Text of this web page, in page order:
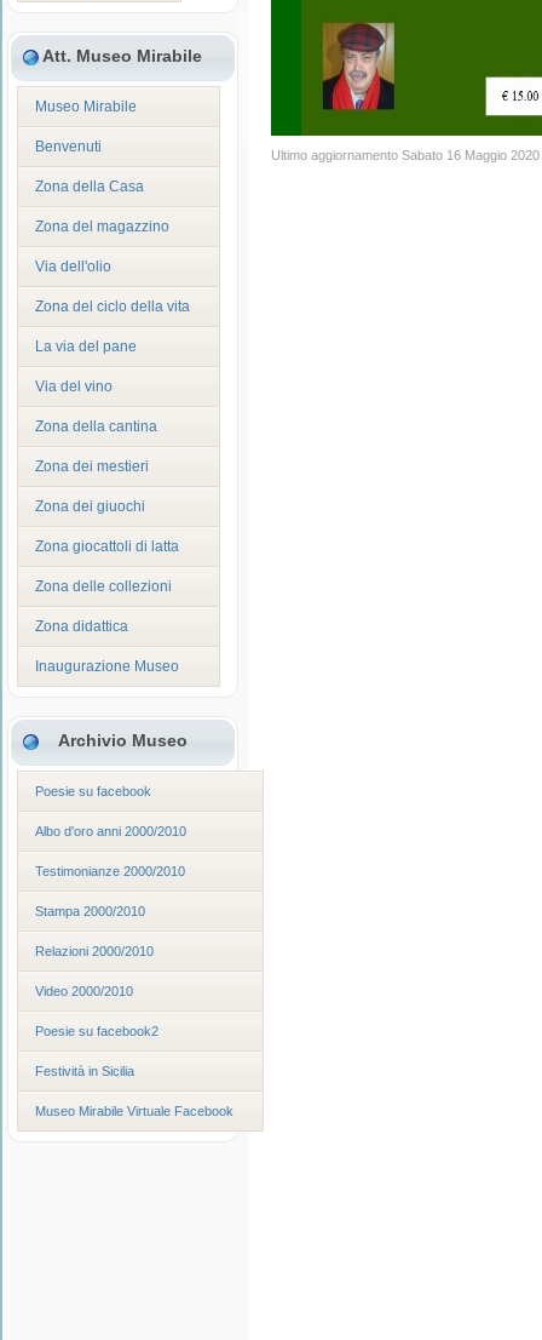
Att. Museo Mirabile
Museo Mirabile
Benvenuti
Zona della Casa
Zona del magazzino
Via dell'olio
Zona del ciclo della vita
La via del pane
Via del vino
Zona della cantina
Zona dei mestieri
Zona dei giuochi
Zona giocattoli di latta
Zona delle collezioni
Zona didattica
Inaugurazione Museo
Archivio Museo
Poesie su facebook
Albo d'oro anni 2000/2010
Testimonianze 2000/2010
Stampa 2000/2010
Relazioni 2000/2010
Video 2000/2010
Poesie su facebook2
Festività in Sicilia
Museo Mirabile Virtuale Facebook
Ultimo aggiornamento Sabato 16 Maggio